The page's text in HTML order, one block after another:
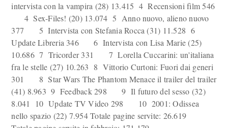
intervista con la vampira (28) 13.415 4 Recensioni film 546
4 Sex-Files! (20) 13.074 5 Anno nuovo, alieno nuovo
377 5 Intervista con Stefania Rocca (31) 11.528 6
Update Libreria 346 6 Intervista con Lisa Marie (25)
10.686 7 Tricorder 331 7 Lorella Cuccarini: un'italiana
fra le stelle (27) 10.263 8 Vittorio Curtoni: Fuori dai generi
301 8 Star Wars The Phantom Menace il trailer del trailer
(41) 8.963 9 Feedback 298 9 Il futuro del sesso (32)
8.041 10 Update TV Video 298 10 2001: Odissea
nello spazio (22) 7.954 Totale pagine servite: 26.619